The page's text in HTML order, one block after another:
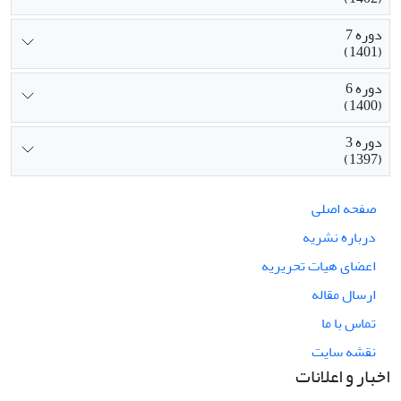
دوره 7
(1401)
دوره 6
(1400)
دوره 3
(1397)
صفحه اصلی
درباره نشریه
اعضای هیات تحریریه
ارسال مقاله
تماس با ما
نقشه سایت
اخبار و اعلانات